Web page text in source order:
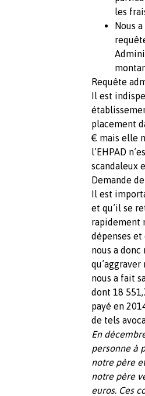
les
Nous
Requête
Il est
placement
€ mais elle
l’EHPAD
scandaleux
Demande
Il est
et qu’il se
rapidement
dépenses et
nous a
nous a fait
dont 18
payé en
de tels
En
personne à
notre père
notre père
euros. Ces